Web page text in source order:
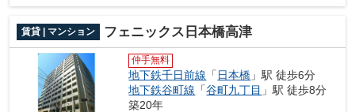
賃貸 | マンション フェニックス日本橋高津
仲手無料
地下鉄千日前線 「 日本橋 」駅 徒歩6分
地下鉄谷町線 「谷町九丁目 」駅 徒歩8分
築20年